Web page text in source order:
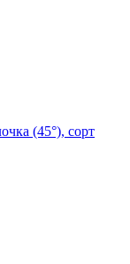
(45°), сорт